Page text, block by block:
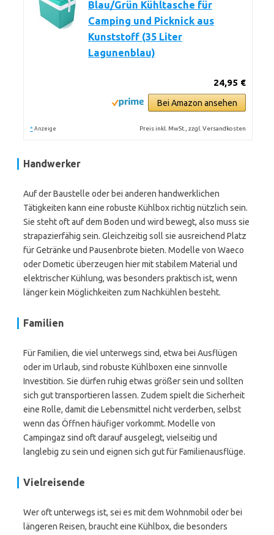
Blau/Grün Kühltasche für
Camping und Picknick aus
Kunststoff (35 Liter
Lagunenblau)
24,95 €
Bei Amazon ansehen
* Anzeige Preis inkl. MwSt., zzgl. Versandkosten
Handwerker
Auf der Baustelle oder bei anderen handwerklichen
Tätigkeiten kann eine robuste Kühlbox richtig nützlich sein.
Sie steht oft auf dem Boden und wird bewegt, also muss sie
strapazierfähig sein. Gleichzeitig soll sie ausreichend Platz
für Getränke und Pausenbrote bieten. Modelle von Waeco
oder Dometic überzeugen hier mit stabilem Material und
elektrischer Kühlung, was besonders praktisch ist, wenn
länger kein Möglichkeiten zum Nachkühlen besteht.
Familien
Für Familien, die viel unterwegs sind, etwa bei Ausflügen
oder im Urlaub, sind robuste Kühlboxen eine sinnvolle
Investition. Sie dürfen ruhig etwas größer sein und sollten
sich gut transportieren lassen. Zudem spielt die Sicherheit
eine Rolle, damit die Lebensmittel nicht verderben, selbst
wenn das Öffnen häufiger vorkommt. Modelle von
Campingaz sind oft darauf ausgelegt, vielseitig und
langlebig zu sein und eignen sich gut für Familienausflüge.
Vielreisende
Wer oft unterwegs ist, sei es mit dem Wohnmobil oder bei
längeren Reisen, braucht eine Kühlbox, die besonders